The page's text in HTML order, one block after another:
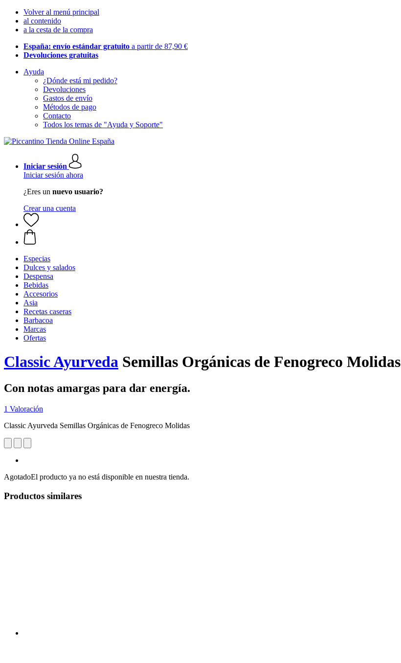
Volver al menú principal
al contenido
a la cesta de la compra
España: envío estándar gratuito a partir de 87,90 €
Devoluciones gratuitas
Ayuda
¿Dónde está mi pedido?
Devoluciones
Gastos de envío
Métodos de pago
Contacto
Todos los temas de "Ayuda y Soporte"
Iniciar sesión
Iniciar sesión ahora
¿Eres un nuevo usuario?
Crear una cuenta
Especias
Dulces y salados
Despensa
Bebidas
Accesorios
Asia
Recetas caseras
Barbacoa
Marcas
Ofertas
Classic Ayurveda Semillas Orgánicas de Fenogreco Molidas
Con notas amargas para dar energía.
1 Valoración
Classic Ayurveda Semillas Orgánicas de Fenogreco Molidas
AgotadoEl producto ya no está disponible en nuestra tienda.
Productos similares